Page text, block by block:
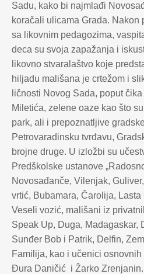
Sadu, kako bi najmlađi
koračali ulicama Grada. Nakon
sa likovnim pedagozima,
deca su svoja zapažanja i
likovno stvaralaštvo koje
hiljadu mališana je crtežom i
ličnosti Novog Sada, poput
Miletića, zelene oaze kao što
park, ali i prepoznatljive
Petrovaradinsku tvrđavu,
brojne druge. U izložbi su
Predškolske ustanove
Novosađanče, Vilenjak,
vrtić, Bubamara, Čarolija,
Veseli vozić, mališani iz
Speak Up, Duga, Madagaskar,
Sunđer Bob i Patrik, Delfin,
Familija, kao i učenici
Đura Daničić i Žarko